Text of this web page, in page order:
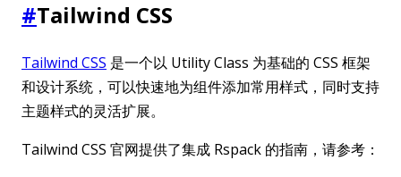
#Tailwind CSS
Tailwind CSS 是一个以 Utility Class 为基础的 CSS 框架
和设计系统，可以快速地为组件添加常用样式，同时支持
主题样式的灵活扩展。
Tailwind CSS 官网提供了集成 Rspack 的指南，请参考：